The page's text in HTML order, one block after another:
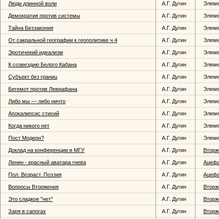
Люди длинной воли А.Г. Дугин
Демократия против системы А.Г. Дугин
Тайна Беззакония А.Г. Дугин
От сакральной географии к геополитике ч.4 А.Г. Дугин
Эротичекий идеализм А.Г. Дугин
К созвездию Белого Кабана А.Г. Дугин
Субъект без границ А.Г. Дугин
Бегемот против Левиафана А.Г. Дугин
Либо мы — либо ничто А.Г. Дугин
Апокалипсис стихий А.Г. Дугин
Когда никого нет А.Г. Дугин
Пост Модерн? А.Г. Дугин
Доклад на конференции в МГУ А.Г. Дугин
Ленин - красный аватара гнева А.Г. Дугин
Пол. Возраст. Поэзия А.Г. Дугин
Вопросы Вторжения А.Г. Дугин
Это сладкое "нет" А.Г. Дугин
Заря в сапогах А.Г. Дугин